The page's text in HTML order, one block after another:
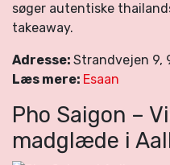
søger autentiske
takeaway.
Adresse: Strandvejen 9,
Læs mere: Esaan
Pho Saigon –
madglæde i